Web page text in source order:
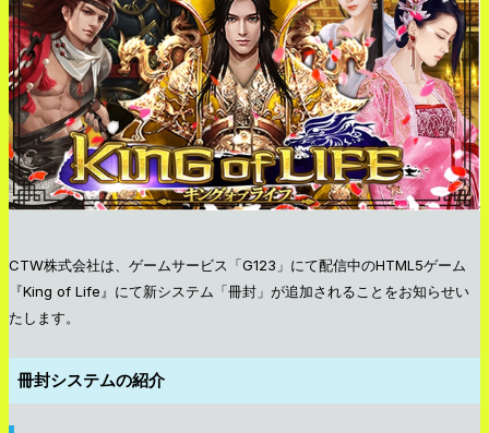
CTW株式会社は、ゲームサービス「G123」にて配信中のHTML5ゲーム
『King of Life』にて新システム「冊封」が追加されることをお知らせい
たします。
冊封システムの紹介